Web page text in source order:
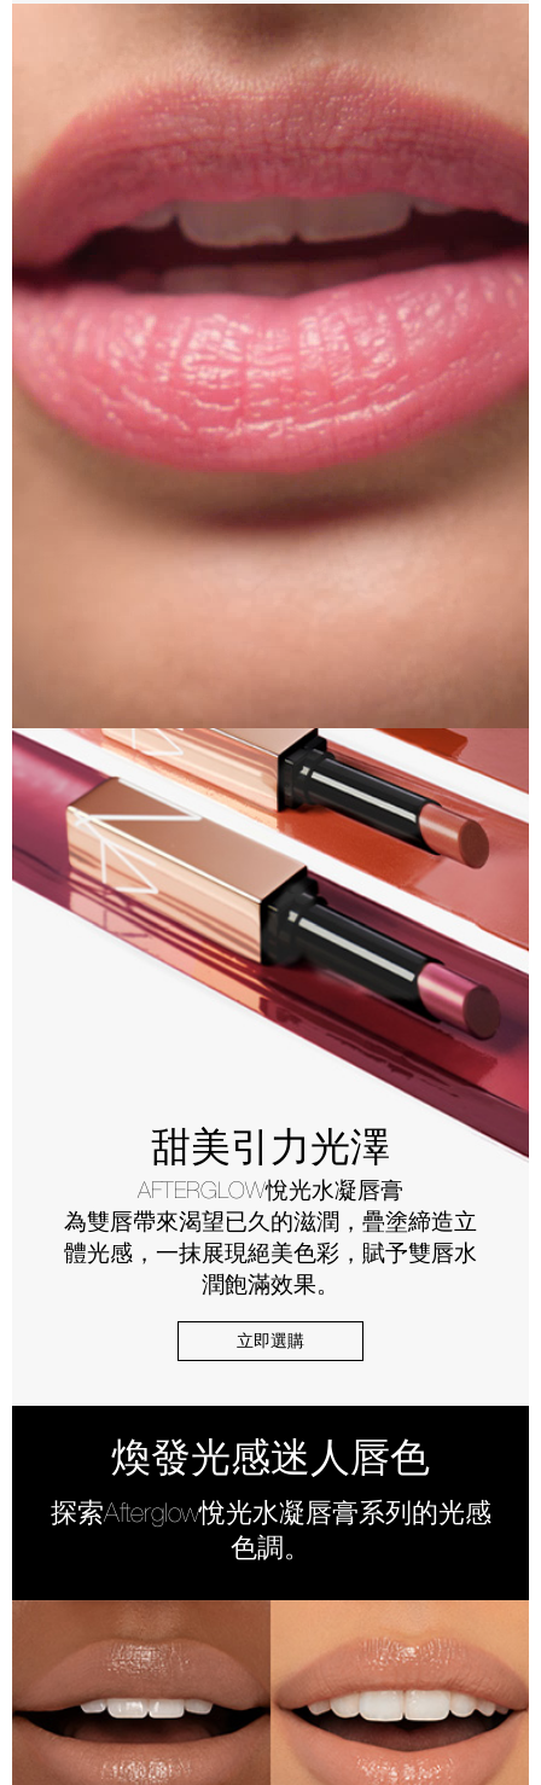
甜美引力光澤
AFTERGLOW悅光水凝唇膏
為雙唇帶來渴望已久的滋潤，疊塗締造立
體光感，一抹展現絕美色彩，賦予雙唇水
潤飽滿效果。
立即選購
煥發光感迷人唇色
探索Afterglow悅光水凝唇膏系列的光感
色調。